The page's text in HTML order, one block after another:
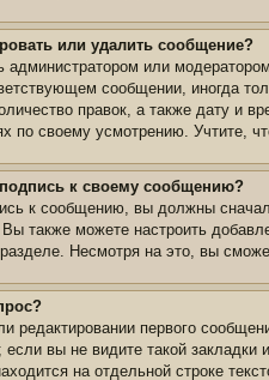
или удалить сообщение?
администратором или
сообщении, иногда
правок, а также дату и
по своему усмотрению. Учтите,
к своему сообщению?
к сообщению, вы должны
также можете настроить
Несмотря на это, вы
редактировании первого
если вы не видите такой
на отдельной строке